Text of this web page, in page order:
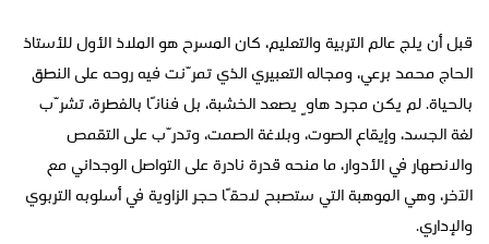
قبل أن يلج عالم التربية والتعليم، كان المسرح هو الملاذ الأول للأستاذ
الحاج محمد برعي، ومجاله التعبيري الذي تمرّنت فيه روحه على النطق
بالحياة. لم يكن مجرد هاوٍ يصعد الخشبة، بل فنانًا بالفطرة، تشرّب
لغة الجسد، وإيقاع الصوت، وبلاغة الصمت، وتدرّب على التقمص
والانصهار في الأدوار، ما منحه قدرة نادرة على التواصل الوجداني مع
الآخر، وهي الموهبة التي ستصبح لاحقًا حجر الزاوية في أسلوبه التربوي
والإداري.